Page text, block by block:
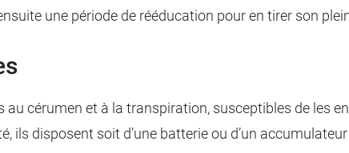
une période de rééducation pour en tirer son
cérumen et à la transpiration, susceptibles de les
ils disposent soit d’une batterie ou d’un